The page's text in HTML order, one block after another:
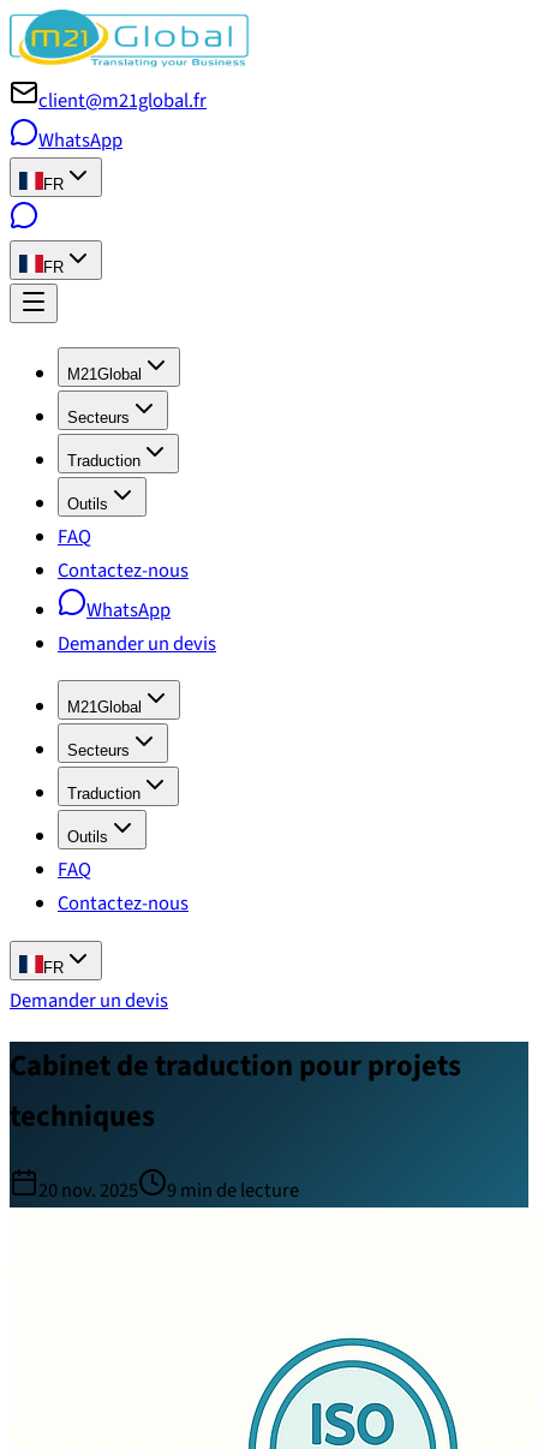
client@m21global.fr
WhatsApp
FR
FR
M21Global
Secteurs
Traduction
Outils
FAQ
Contactez-nous
WhatsApp
Demander un devis
M21Global
Secteurs
Traduction
Outils
FAQ
Contactez-nous
FR
Demander un devis
Cabinet de traduction pour projets
techniques
20 nov. 2025 9min de lecture